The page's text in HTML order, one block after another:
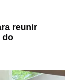
reunir
do